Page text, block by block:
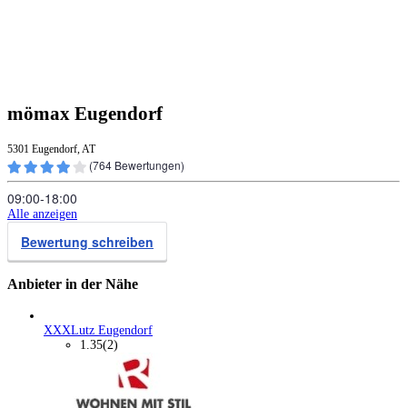
mömax Eugendorf
5301 Eugendorf, AT
(764 Bewertungen)
09:00‑18:00
Alle anzeigen
Bewertung schreiben
Anbieter in der Nähe
XXXLutz Eugendorf
1.35(2)